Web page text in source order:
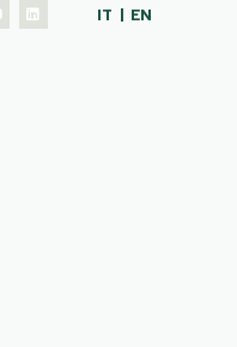
IT | EN